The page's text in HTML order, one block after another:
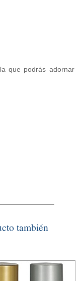
que podrás adornar
también